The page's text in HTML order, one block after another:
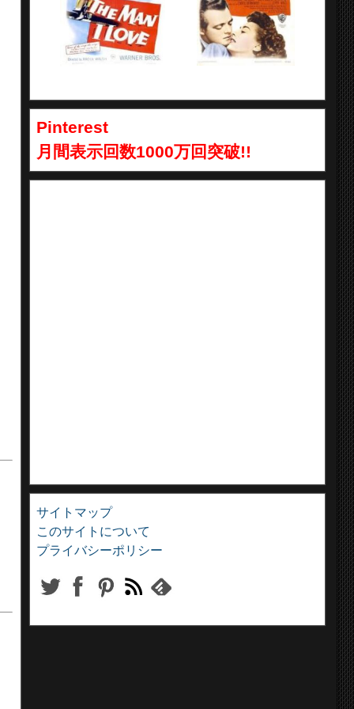
Pinterest
月間表示回数1000万回突破!!
サイトマップ
このサイトについて
プライバシーポリシー